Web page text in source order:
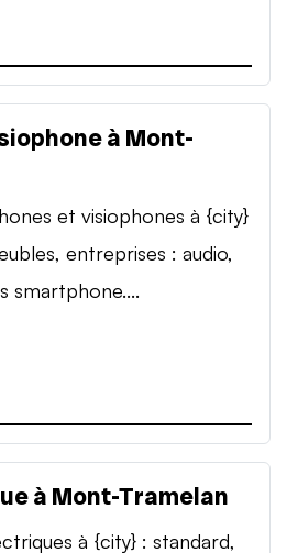
à Mont-
et visiophones à {city}
entreprises : audio,
smartphone....
à Mont-Tramelan
à {city} : standard,